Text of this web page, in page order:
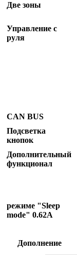
Две зоны
Управление с
руля
CAN BUS
Подсветка
кнопок
Дополнительный
функционал
режиме "Sleep
mode" 0.62A
Дополнение